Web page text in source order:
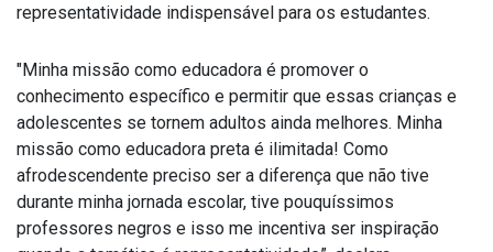
representatividade indispensável para os estudantes.
"Minha missão como educadora é promover o
conhecimento específico e permitir que essas crianças e
adolescentes se tornem adultos ainda melhores. Minha
missão como educadora preta é ilimitada! Como
afrodescendente preciso ser a diferença que não tive
durante minha jornada escolar, tive pouquíssimos
professores negros e isso me incentiva ser inspiração